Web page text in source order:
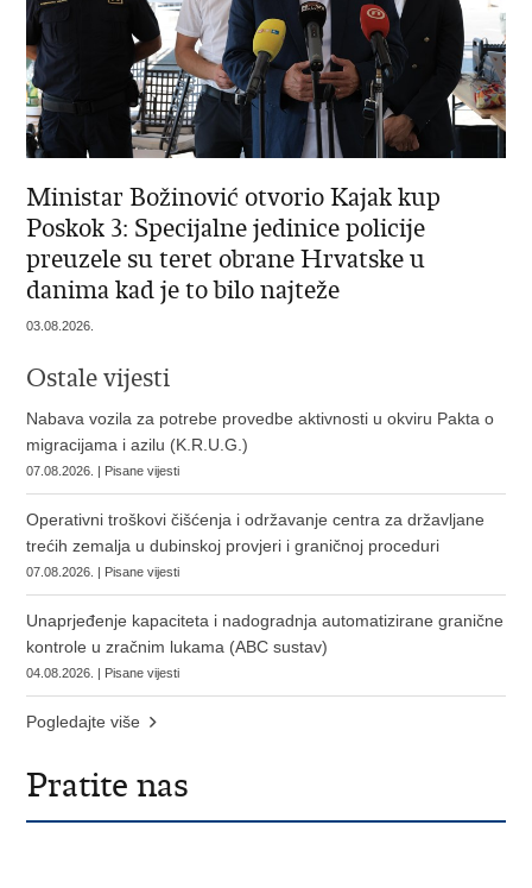
Ministar Božinović otvorio Kajak kup
Poskok 3: Specijalne jedinice policije
preuzele su teret obrane Hrvatske u
danima kad je to bilo najteže
03.08.2026.
Ostale vijesti
Nabava vozila za potrebe provedbe aktivnosti u okviru Pakta o
migracijama i azilu (K.R.U.G.)
07.08.2026. | Pisane vijesti
Operativni troškovi čišćenja i održavanje centra za državljane
trećih zemalja u dubinskoj provjeri i graničnoj proceduri
07.08.2026. | Pisane vijesti
Unaprjeđenje kapaciteta i nadogradnja automatizirane granične
kontrole u zračnim lukama (ABC sustav)
04.08.2026. | Pisane vijesti
Pogledajte više
Pratite nas